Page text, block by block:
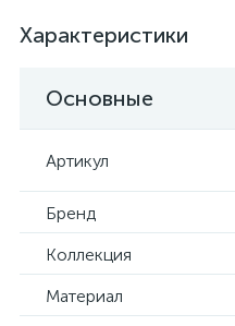
Характеристики
Основные
Артикул
Бренд
Коллекция
Материал